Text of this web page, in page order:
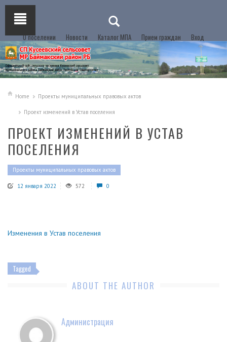
О поселении Новости Каталог МПА Прием граждан Вход
Home Проекты муниципальных правовых актов
Проект изменений в Устав поселения
ПРОЕКТ ИЗМЕНЕНИЙ В УСТАВ
ПОСЕЛЕНИЯ
Проекты муниципальных правовых актов
12 января 2022 572 0
Изменения в Устав поселения
Tagged
ABOUT THE AUTHOR
Администрация